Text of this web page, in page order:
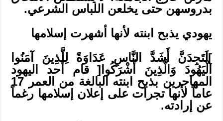
بدروسهن حتى يخلعن اللباس الشرعي.
يهودي يذبح ابنته لأنها أشهرت إسلامها
]لَتَجِدَنَّ أَشَدَّ النَّاسِ عَدَاوَةً لِلَّذِينَ آمَنُوا
الْيَهُودَ وَالَّذِينَ أَشْرَكُوا[ قام أحد اليهود
المهاجرين بذبح ابنته البالغة من العمر 17
عاماً لأنها تجرأت على إعلان إسلامها رغماً
عن إرادته.